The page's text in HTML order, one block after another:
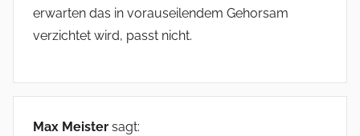
erwarten das in vorauseilendem Gehorsam
verzichtet wird, passt nicht.
Max Meister sagt: